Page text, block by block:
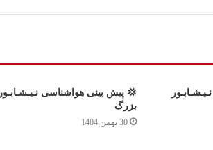
💢 پیش بینی هواشناسی نـیـشـابـور
بزرگ
30 بهمن 1404